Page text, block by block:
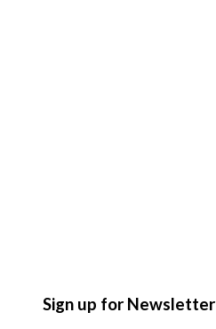
Sign up for Newsletter